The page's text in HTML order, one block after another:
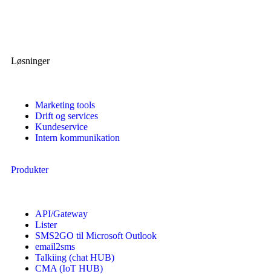
Løsninger
Marketing tools
Drift og services
Kundeservice
Intern kommunikation
Produkter
API/Gateway
Lister
SMS2GO til Microsoft Outlook
email2sms
Talkiing (chat HUB)
CMA (IoT HUB)